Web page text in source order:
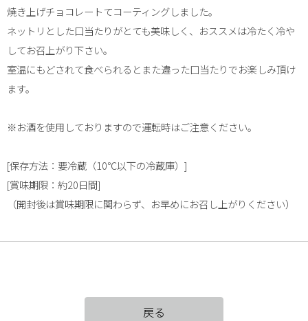
焼き上げチョコレートてコーティングしました。
ネットリとした口当たりがとても美味しく、おススメは冷たく冷や
してお召上がり下さい。
室温にもどされて食べられるとまた違った口当たりでお楽しみ頂け
ます。
※お酒を使用しておりますので運転時はご注意ください。
[保存方法：要冷蔵（10℃以下の冷蔵庫）]
[賞味期限：約20日間]
（開封後は賞味期限に関わらず、お早めにお召し上がりください）
戻る